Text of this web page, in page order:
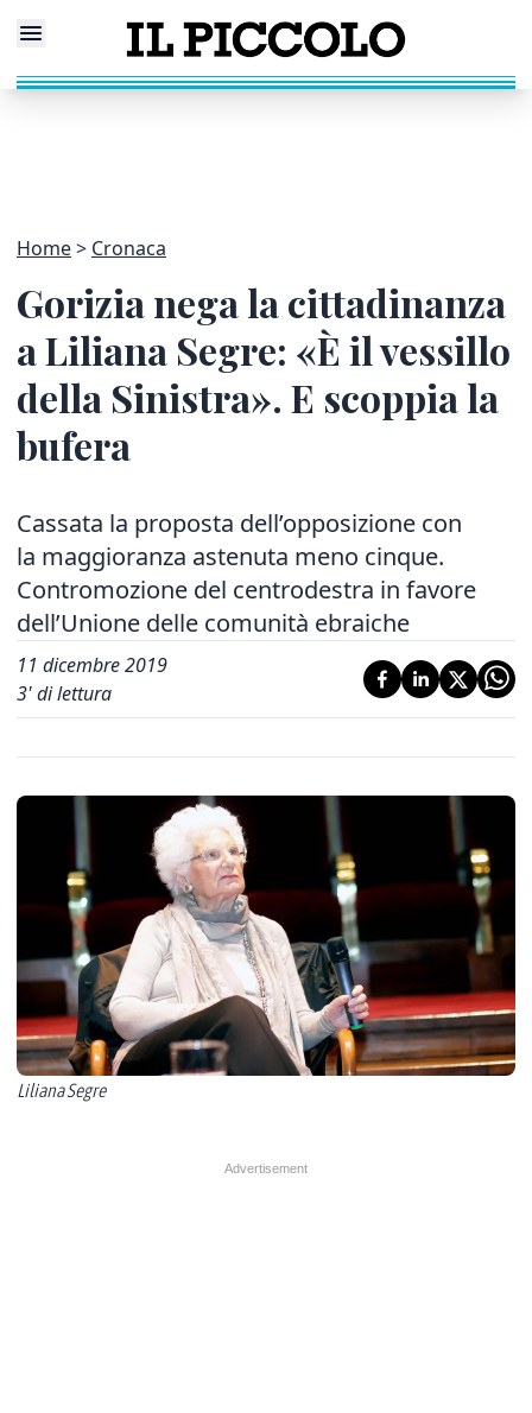
Home Cronaca
Gorizia nega la cittadinanza
a Liliana Segre: «È il vessillo
della Sinistra». E scoppia la
bufera
Cassata la proposta dell’opposizione con
la maggioranza astenuta meno cinque.
Contromozione del centrodestra in favore
dell’Unione delle comunità ebraiche
11 dicembre 2019
3' di lettura
Liliana Segre